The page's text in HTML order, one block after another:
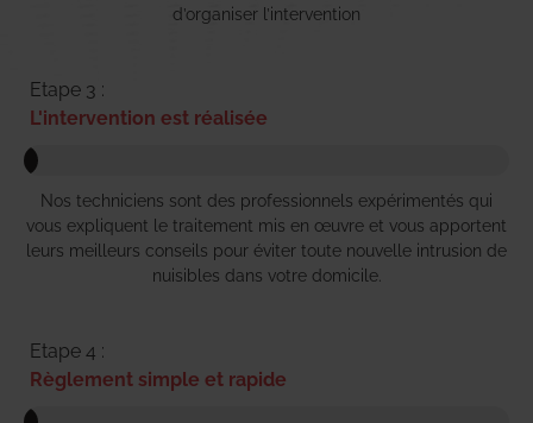
d’organiser l’intervention
Etape 3 :
L'intervention est réalisée
Nos techniciens sont des professionnels expérimentés qui
vous expliquent le traitement mis en œuvre et vous apportent
leurs meilleurs conseils pour éviter toute nouvelle intrusion de
nuisibles dans votre domicile.
Etape 4 :
Règlement simple et rapide